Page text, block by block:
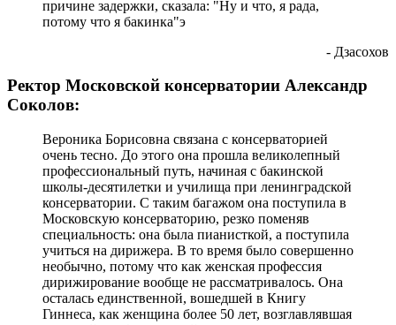
причине задержки, сказала: "Ну и что, я рада,
потому что я бакинка"э
- Дзасохов
Ректор Московской консерватории Александр
Соколов:
Вероника Борисовна связана с консерваторией
очень тесно. До этого она прошла великолепный
профессиональный путь, начиная с бакинской
школы-десятилетки и училища при ленинградской
консерватории. С таким багажом она поступила в
Московскую консерваторию, резко поменяв
специальность: она была пианисткой, а поступила
учиться на дирижера. В то время было совершенно
необычно, потому что как женская профессия
дирижирование вообще не рассматривалось. Она
осталась единственной, вошедшей в Книгу
Гиннеса, как женщина более 50 лет, возглавлявшая